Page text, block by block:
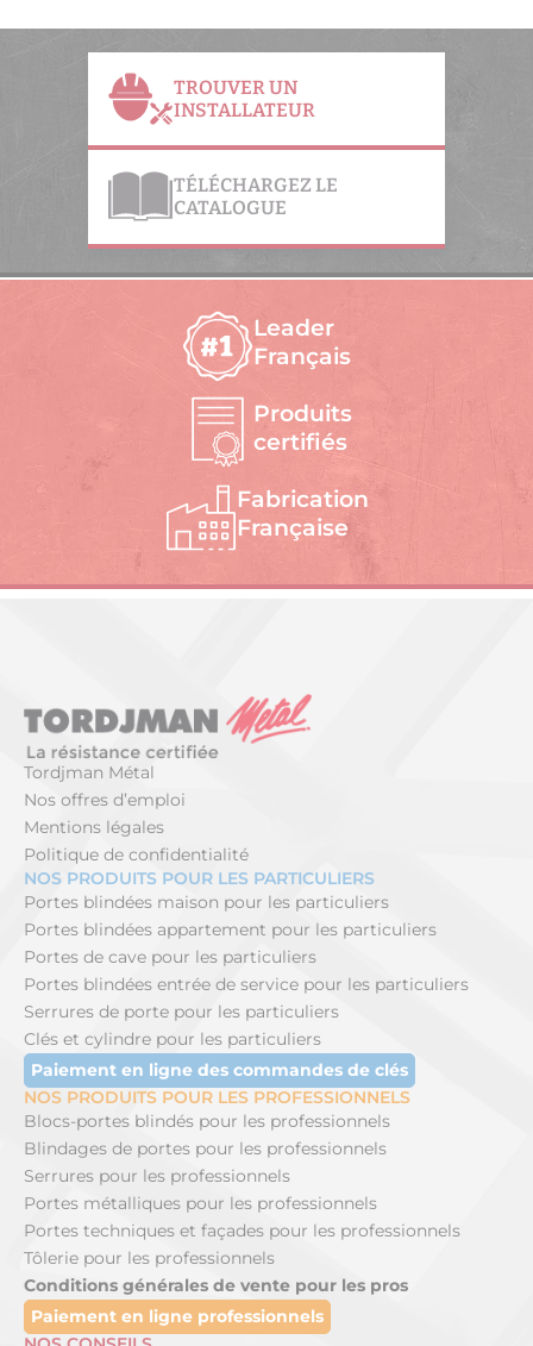
TROUVER UN
INSTALLATEUR
TÉLÉCHARGEZ LE
CATALOGUE
Leader
Français
Produits
certifiés
Fabrication
Française
Tordjman Métal
Nos offres d’emploi
Mentions légales
Politique de confidentialité
NOS PRODUITS POUR LES PARTICULIERS
Portes blindées maison pour les particuliers
Portes blindées appartement pour les particuliers
Portes de cave pour les particuliers
Portes blindées entrée de service pour les particuliers
Serrures de porte pour les particuliers
Clés et cylindre pour les particuliers
Paiement en ligne des commandes de clés
NOS PRODUITS POUR LES PROFESSIONNELS
Blocs-portes blindés pour les professionnels
Blindages de portes pour les professionnels
Serrures pour les professionnels
Portes métalliques pour les professionnels
Portes techniques et façades pour les professionnels
Tôlerie pour les professionnels
Conditions générales de vente pour les pros
Paiement en ligne professionnels